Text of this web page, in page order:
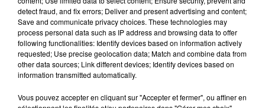
FILS D'ACTUS
detect fraud, and fix errors; Deliver and present advertising and content;
Save and communicate privacy choices. These technologies may
process personal data such as IP address and browsing data to offer
following functionalities: Identify devices based on information actively
requested; Use precise geolocation data; Match and combine data from
other data sources; Link different devices; Identify devices based on
information transmitted automatically.
Vous pouvez accepter en cliquant sur "Accepter et fermer", ou affiner en